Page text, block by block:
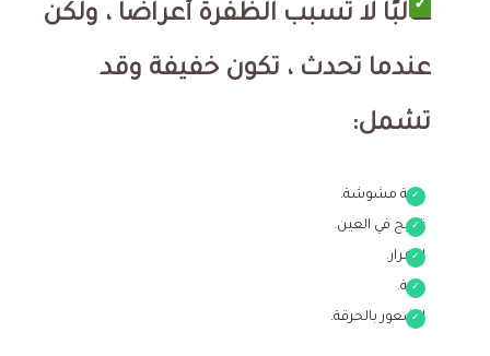
غالبًا لا تسبب الظفرة أعراضًا ، ولكن
عندما تحدث ، تكون خفيفة وقد
تشمل:
رؤية مشوشة.
تهيج في العين.
احمرار.
حكة.
الشعور بالحرقة.